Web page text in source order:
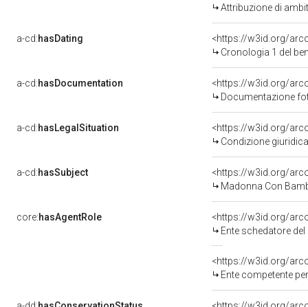
Attribuzione di
a-cd:hasDating
<https://w3id.org/
Cronologia 1 del
a-cd:hasDocumentation
Documentazione
a-cd:hasLegalSituation
Condizione
a-cd:hasSubject
<https://w3id.org/
Madonna Con
core:hasAgentRole
<https://w3id.org/
Ente schedatore del
<https://w3id.org/
Ente competente per tutela